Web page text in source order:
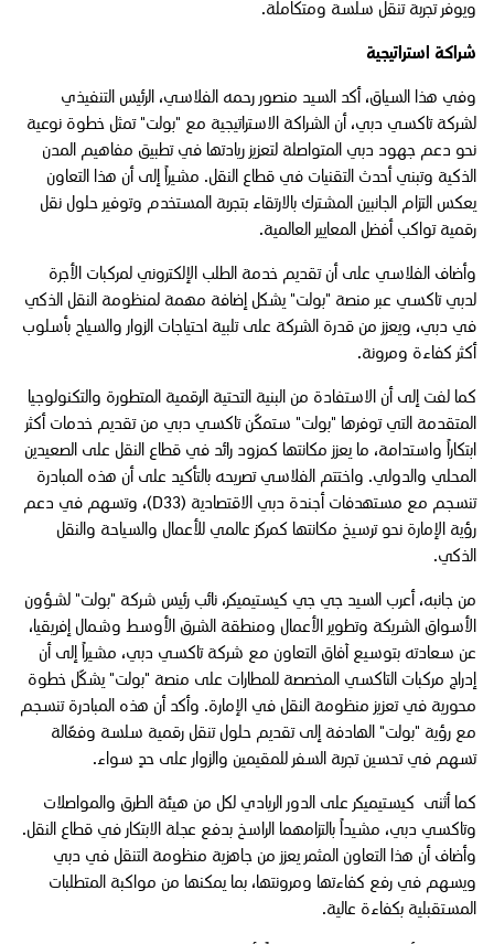
ويوفر تجربة تنقل سلسة ومتكاملة.
شراكة استراتيجية
وفي هذا السياق، أكد السيد منصور رحمه الفلاسي، الرئيس التنفيذي
لشركة تاكسي دبي، أن الشراكة الاستراتيجية مع "بولت" تمثل خطوة نوعية
نحو دعم جهود دبي المتواصلة لتعزيز ريادتها في تطبيق مفاهيم المدن
الذكية وتبني أحدث التقنيات في قطاع النقل. مشيراً إلى أن هذا التعاون
يعكس التزام الجانبين المشترك بالارتقاء بتجربة المستخدم وتوفير حلول نقل
رقمية تواكب أفضل المعايير العالمية.
وأضاف الفلاسي على أن تقديم خدمة الطلب الإلكتروني لمركبات الأجرة
لدبي تاكسي عبر منصة "بولت" يشكل إضافة مهمة لمنظومة النقل الذكي
في دبي، ويعزز من قدرة الشركة على تلبية احتياجات الزوار والسياح بأسلوب
أكثر كفاءة ومرونة.
كما لفت إلى أن الاستفادة من البنية التحتية الرقمية المتطورة والتكنولوجيا
المتقدمة التي توفرها "بولت" ستمكّن تاكسي دبي من تقديم خدمات أكثر
ابتكاراً واستدامة، ما يعزز مكانتها كمزود رائد في قطاع النقل على الصعيدين
المحلي والدولي. واختتم الفلاسي تصريحه بالتأكيد على أن هذه المبادرة
تنسجم مع مستهدفات أجندة دبي الاقتصادية (D33)، وتسهم في دعم
رؤية الإمارة نحو ترسيخ مكانتها كمركز عالمي للأعمال والسياحة والنقل
الذكي.
من جانبه، أعرب السيد جي جي كيستيميكر، نائب رئيس شركة "بولت" لشؤون
الأسواق الشريكة وتطوير الأعمال ومنطقة الشرق الأوسط وشمال إفريقيا،
عن سعادته بتوسيع آفاق التعاون مع شركة تاكسي دبي، مشيراً إلى أن
إدراج مركبات التاكسي المخصصة للمطارات على منصة "بولت" يشكّل خطوة
محورية في تعزيز منظومة النقل في الإمارة. وأكد أن هذه المبادرة تنسجم
مع رؤية "بولت" الهادفة إلى تقديم حلول تنقل رقمية سلسة وفعّالة
تسهم في تحسين تجربة السفر للمقيمين والزوار على حدٍ سواء.
كما أثنى كيستيميكر على الدور الريادي لكل من هيئة الطرق والمواصلات
وتاكسي دبي، مشيداً بالتزامهما الراسخ بدفع عجلة الابتكار في قطاع النقل.
وأضاف أن هذا التعاون المثمر يعزز من جاهزية منظومة التنقل في دبي
ويسهم في رفع كفاءتها ومرونتها، بما يمكنها من مواكبة المتطلبات
المستقبلية بكفاءة عالية.